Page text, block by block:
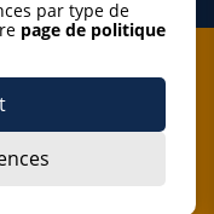
de la
par type de
page de politique